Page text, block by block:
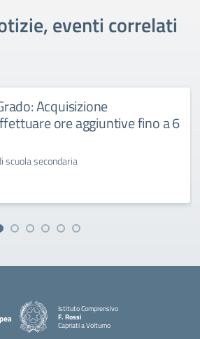
eventi correlati
Acquisizione
ore aggiuntive fino a 6
scuola secondaria
Istituto Comprensivo
F. Rossi
Capriati a Volturno
— Visita la pagina iniziale della scuola